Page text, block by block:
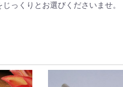
っくりとお選びくださいませ。